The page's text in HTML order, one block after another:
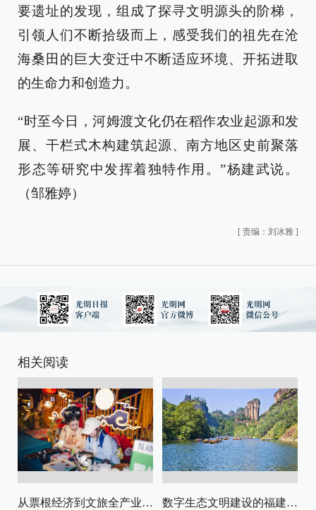
要遗址的发现，组成了探寻文明源头的阶梯，
引领人们不断拾级而上，感受我们的祖先在沧
海桑田的巨大变迁中不断适应环境、开拓进取
的生命力和创造力。
“时至今日，河姆渡文化仍在稻作农业起源和发
展、干栏式木构建筑起源、南方地区史前聚落
形态等研究中发挥着独特作用。”杨建武说。
（邹雅婷）
[ 责编：刘冰雅 ]
相关阅读
从票根经济到文旅全产业链升级 数字生态文明建设的福建路径与启示